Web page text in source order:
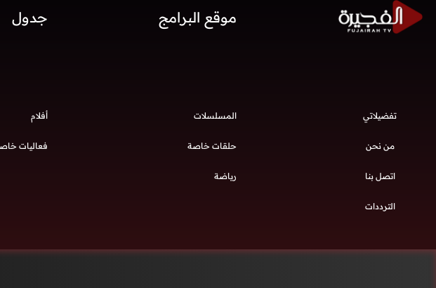
موقع البرامج جدول
تفضيلاتي
من نحن
اتصل بنا
الترددات
المسلسلات أفلام
حلقات خاصة فعاليات
رياضة